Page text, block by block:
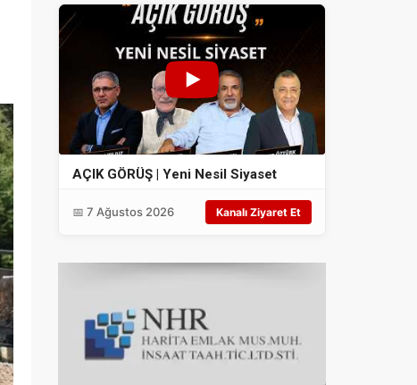
AÇIK GÖRÜŞ | Yeni Nesil Siyaset
📅 7 Ağustos 2026 Kanalı Ziyaret Et